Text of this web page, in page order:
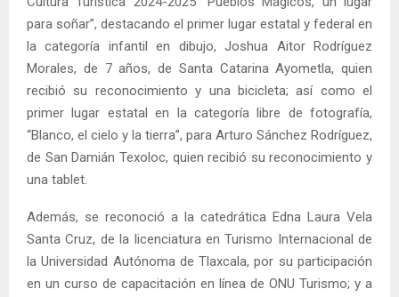
para soñar”, destacando el primer lugar estatal y federal en
la categoría infantil en dibujo, Joshua Aitor Rodríguez
Morales, de 7 años, de Santa Catarina Ayometla, quien
recibió su reconocimiento y una bicicleta; así como el
primer lugar estatal en la categoría libre de fotografía,
“Blanco, el cielo y la tierra”, para Arturo Sánchez Rodríguez,
de San Damián Texoloc, quien recibió su reconocimiento y
una tablet.
Además, se reconoció a la catedrática Edna Laura Vela
Santa Cruz, de la licenciatura en Turismo Internacional de
la Universidad Autónoma de Tlaxcala, por su participación
en un curso de capacitación en línea de ONU Turismo; y a